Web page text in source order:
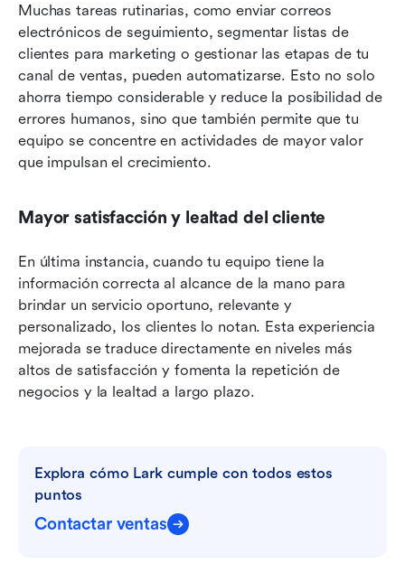
Muchas tareas rutinarias, como enviar correos
electrónicos de seguimiento, segmentar listas de
clientes para marketing o gestionar las etapas de tu
canal de ventas, pueden automatizarse. Esto no solo
ahorra tiempo considerable y reduce la posibilidad de
errores humanos, sino que también permite que tu
equipo se concentre en actividades de mayor valor
que impulsan el crecimiento.
Mayor satisfacción y lealtad del cliente
En última instancia, cuando tu equipo tiene la
información correcta al alcance de la mano para
brindar un servicio oportuno, relevante y
personalizado, los clientes lo notan. Esta experiencia
mejorada se traduce directamente en niveles más
altos de satisfacción y fomenta la repetición de
negocios y la lealtad a largo plazo.
Explora cómo Lark cumple con todos estos
puntos
Contactar ventas